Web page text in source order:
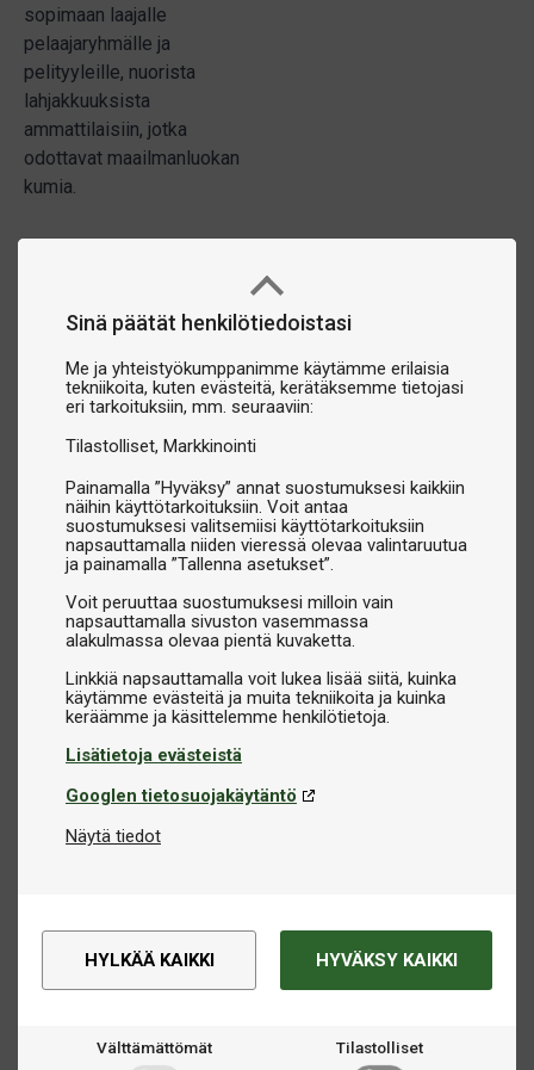
Sinä päätät henkilötiedoistasi
Me ja yhteistyökumppanimme käytämme erilaisia
tekniikoita, kuten evästeitä, kerätäksemme tietojasi
eri tarkoituksiin, mm. seuraaviin:
Tilastolliset Markkinointi
Painamalla ”Hyväksy” annat suostumuksesi kaikkiin
näihin käyttötarkoituksiin. Voit antaa
suostumuksesi valitsemiisi käyttötarkoituksiin
napsauttamalla niiden vieressä olevaa valintaruutua
ja painamalla ”Tallenna asetukset”.
Voit peruuttaa suostumuksesi milloin vain
napsauttamalla sivuston vasemmassa
alakulmassa olevaa pientä kuvaketta.
Linkkiä napsauttamalla voit lukea lisää siitä, kuinka
käytämme evästeitä ja muita tekniikoita ja kuinka
Lisätietoja evästeistä
Googlen tietosuojakäytäntö
Näytä tiedot
HYLKÄÄ KAIKKI HYVÄKSY KAIKKI
Välttämättömät Tilastolliset
sopimaan laajalle
pelaajaryhmälle ja
pelityyleille, nuorista
lahjakkuuksista
ammattilaisiin, jotka
odottavat maailmanluokan
kumia.